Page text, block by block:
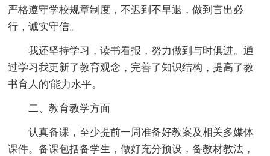
严格遵守学校规章制度，不迟到不早退，做到言出必
行，诚实守信。
我还坚持学习，读书看报，努力做到与时俱进。通
过学习我更新了教育观念，完善了知识结构，提高了教
书育人的'能力水平。
二、教育教学方面
认真备课，至少提前一周准备好教案及相关多媒体
课件。备课包括备学生，做好充分预设，备教材教法，